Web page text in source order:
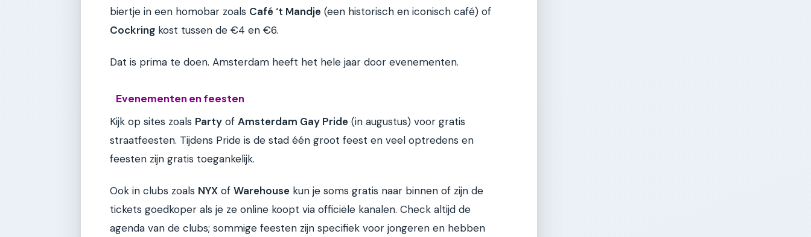
biertje in een homobar zoals Café ‘t Mandje (een historisch en iconisch café) of
Cockring kost tussen de €4 en €6.
Dat is prima te doen. Amsterdam heeft het hele jaar door evenementen.
Evenementen en feesten
Kijk op sites zoals Party of Amsterdam Gay Pride (in augustus) voor gratis
straatfeesten. Tijdens Pride is de stad één groot feest en veel optredens en
feesten zijn gratis toegankelijk.
Ook in clubs zoals NYX of Warehouse kun je soms gratis naar binnen of zijn de
tickets goedkoper als je ze online koopt via officiële kanalen. Check altijd de
agenda van de clubs; sommige feesten zijn specifiek voor jongeren en hebben